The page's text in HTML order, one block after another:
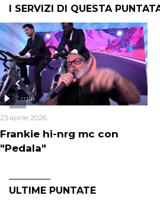
I SERVIZI DI QUESTA
Frankie hi-nrg mc con
"Pedala"
2 min
23 aprile 2026
ULTIME PUNTATE